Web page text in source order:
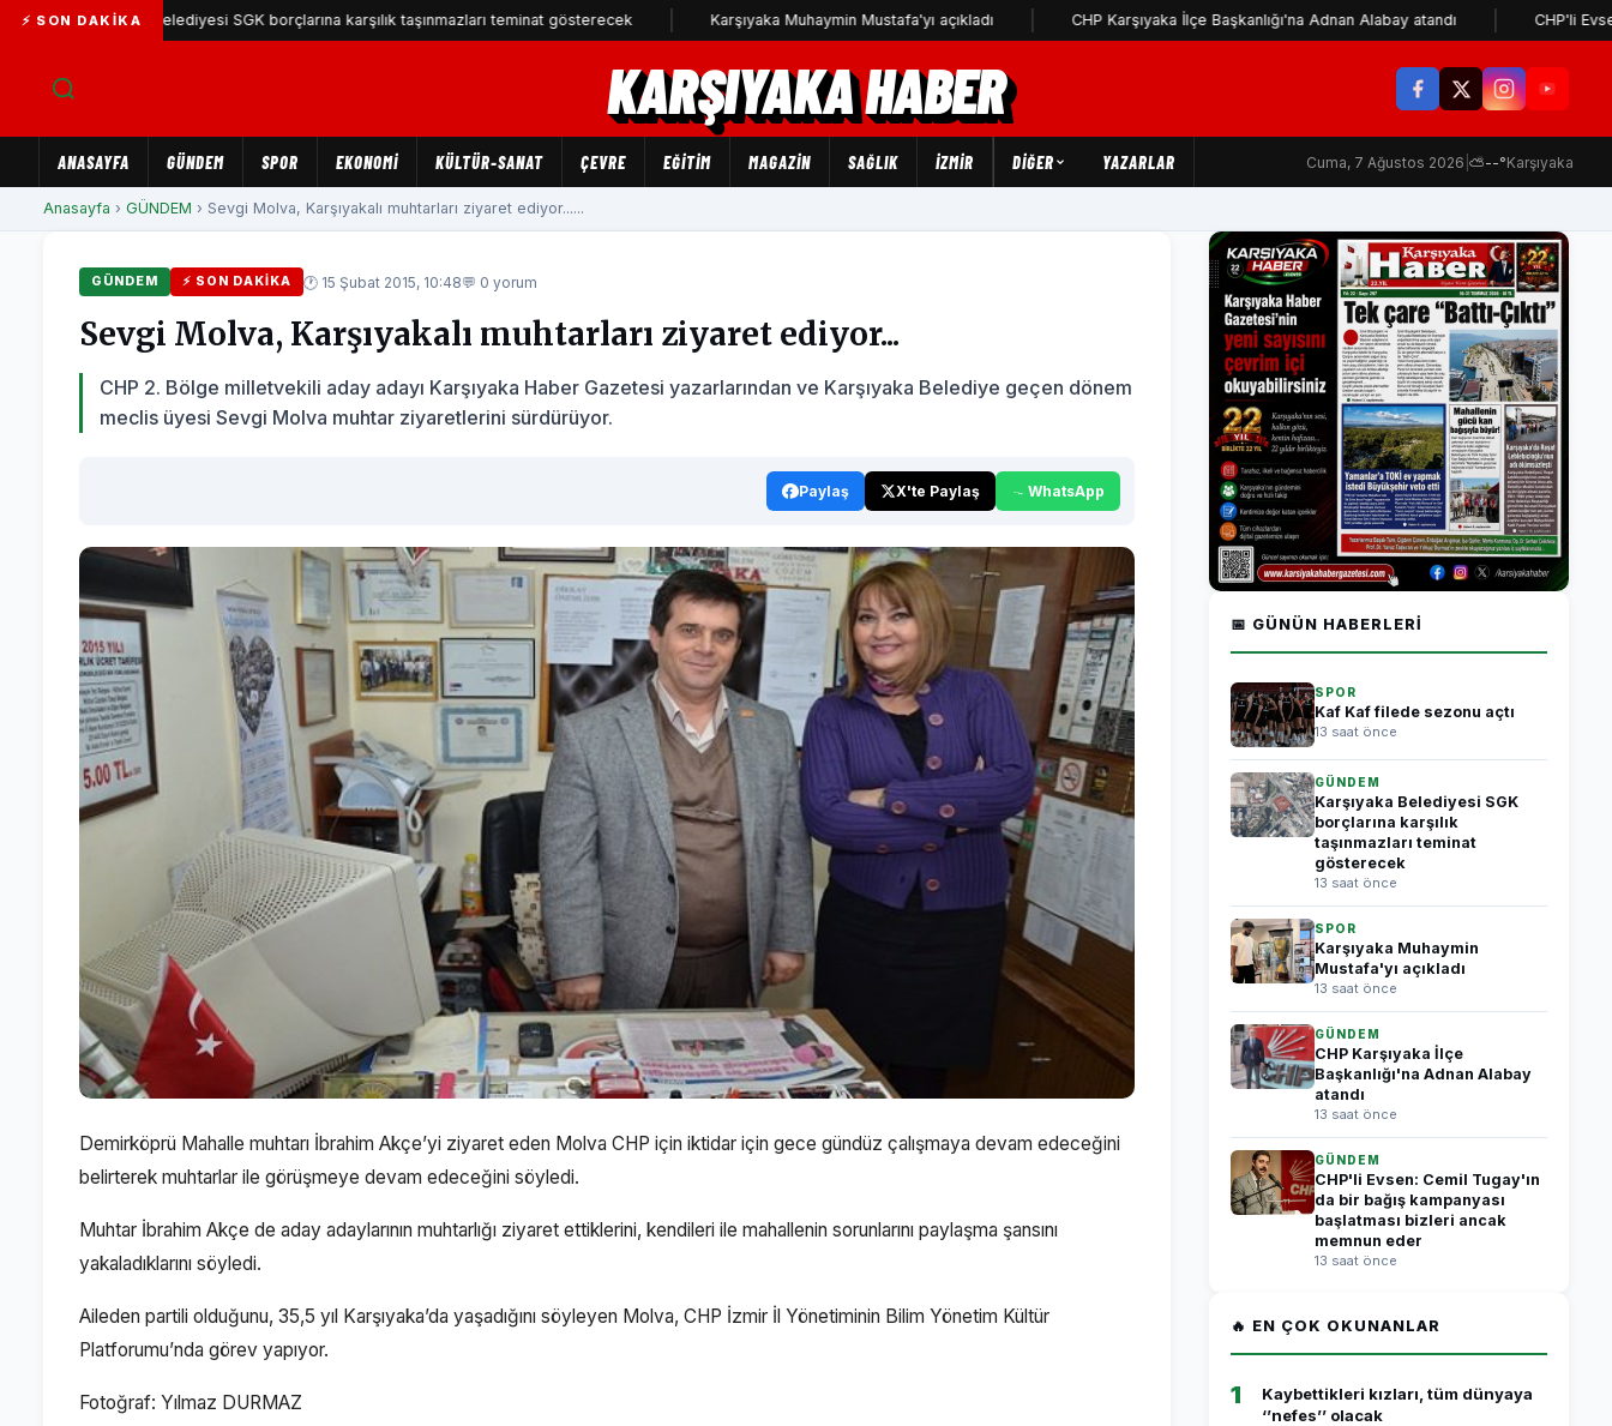
⚡ SON DAKIKA
Karşıyaka Belediyesi SGK borçlarına karşılık taşınmazları teminat gösterecek Karşıyaka Muhaymin Mustafa'yı açıkladı CHP Karşıyaka İlçe Başkanlığı'na Adnan Alabay atandı CHP'li Evsen:
KARŞIYAKA HABER
ANASAYFA GÜNDEM SPOR EKONOMİ KÜLTÜR-SANAT ÇEVRE EĞİTİM MAGAZİN SAĞLIK İZMİR DIĞER YAZARLAR Cuma, 7 Ağustos 2026 ⛅--°Karşıyaka
Anasayfa › GÜNDEM › Sevgi Molva, Karşıyakalı muhtarları ziyaret ediyor......
GÜNDEM ⚡ SON DAKIKA 🕐 15 Şubat 2015, 10:48💬 0 yorum
Sevgi Molva, Karşıyakalı muhtarları ziyaret ediyor...
CHP 2. Bölge milletvekili aday adayı Karşıyaka Haber Gazetesi yazarlarından ve Karşıyaka Belediye geçen dönem
meclis üyesi Sevgi Molva muhtar ziyaretlerini sürdürüyor.
Paylaş X'te Paylaş WhatsApp
Demirköprü Mahalle muhtarı İbrahim Akçe’yi ziyaret eden Molva CHP için iktidar için gece gündüz çalışmaya devam edeceğini
belirterek muhtarlar ile görüşmeye devam edeceğini söyledi.
Muhtar İbrahim Akçe de aday adaylarının muhtarlığı ziyaret ettiklerini, kendileri ile mahallenin sorunlarını paylaşma şansını
yakaladıklarını söyledi.
Aileden partili olduğunu, 35,5 yıl Karşıyaka’da yaşadığını söyleyen Molva, CHP İzmir İl Yönetiminin Bilim Yönetim Kültür
Platforumu’nda görev yapıyor.
Fotoğraf: Yılmaz DURMAZ
📅 GÜNÜN HABERLERI
SPOR
Kaf Kaf filede sezonu açtı
13 saat önce
GÜNDEM
Karşıyaka Belediyesi SGK
borçlarına karşılık
taşınmazları teminat
gösterecek
13 saat önce
SPOR
Karşıyaka Muhaymin
Mustafa'yı açıkladı
13 saat önce
GÜNDEM
CHP Karşıyaka İlçe
Başkanlığı'na Adnan Alabay
atandı
13 saat önce
GÜNDEM
CHP'li Evsen: Cemil Tugay'ın
da bir bağış kampanyası
başlatması bizleri ancak
memnun eder
13 saat önce
🔥 EN ÇOK OKUNANLAR
1
Kaybettikleri kızları, tüm dünyaya
‘’nefes’’ olacak